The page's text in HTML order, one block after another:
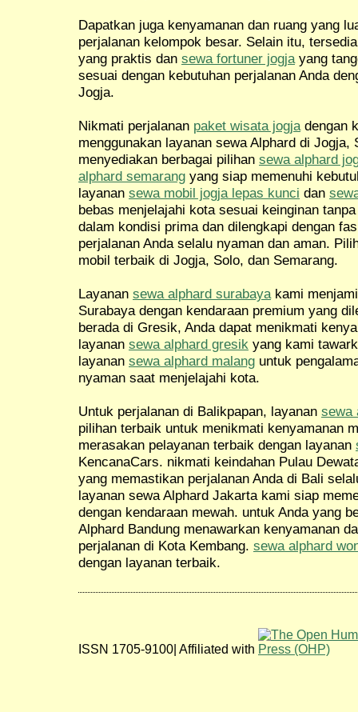
Dapatkan juga kenyamanan dan ruang yang
perjalanan kelompok besar. Selain itu,
yang praktis dan sewa fortuner jogja yang
sesuai dengan kebutuhan perjalanan Anda
Jogja.
Nikmati perjalanan paket wisata jogja dengan
menggunakan layanan sewa Alphard di Jogja,
menyediakan berbagai pilihan sewa alphard
alphard semarang yang siap memenuhi
layanan sewa mobil jogja lepas kunci dan
bebas menjelajahi kota sesuai keinginan
dalam kondisi prima dan dilengkapi dengan
perjalanan Anda selalu nyaman dan aman.
mobil terbaik di Jogja, Solo, dan Semarang.
Layanan sewa alphard surabaya kami
Surabaya dengan kendaraan premium yang
berada di Gresik, Anda dapat menikmati
layanan sewa alphard gresik yang kami
layanan sewa alphard malang untuk
nyaman saat menjelajahi kota.
Untuk perjalanan di Balikpapan, layanan sewa
pilihan terbaik untuk menikmati kenyamanan
merasakan pelayanan terbaik dengan layanan
KencanaCars. nikmati keindahan Pulau
yang memastikan perjalanan Anda di Bali
layanan sewa Alphard Jakarta kami siap
dengan kendaraan mewah. untuk Anda yang
Alphard Bandung menawarkan kenyamanan
perjalanan di Kota Kembang. sewa alphard
dengan layanan terbaik.
ISSN 1705-9100| Affiliated with